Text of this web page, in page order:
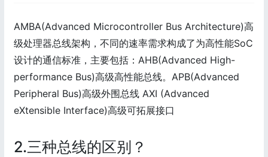
AMBA(Advanced Microcontroller Bus Architecture)高
级处理器总线架构，不同的速率需求构成了为高性能SoC
设计的通信标准，主要包括：AHB(Advanced High-
performance Bus)高级高性能总线。APB(Advanced
Peripheral Bus)高级外围总线 AXI (Advanced
eXtensible Interface)高级可拓展接口
2.三种总线的区别？